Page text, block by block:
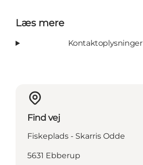
Læs mere
Kontaktoplysninger
Find vej
Fiskeplads - Skarris Odde
5631 Ebberup